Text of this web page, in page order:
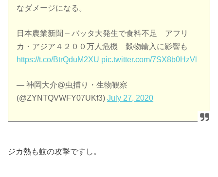
なダメージになる。
日本農業新聞 – バッタ大発生で食料不足 アフリ
カ・アジア４２００万人危機 穀物輸入に影響も
https://t.co/BtrQduM2XU pic.twitter.com/7SX8b0HzVl
— 神岡大介@虫捕り・生物観察
(@ZYNTQVWFY07UKf3)July 27, 2020
ジカ熱も蚊の攻撃ですし。